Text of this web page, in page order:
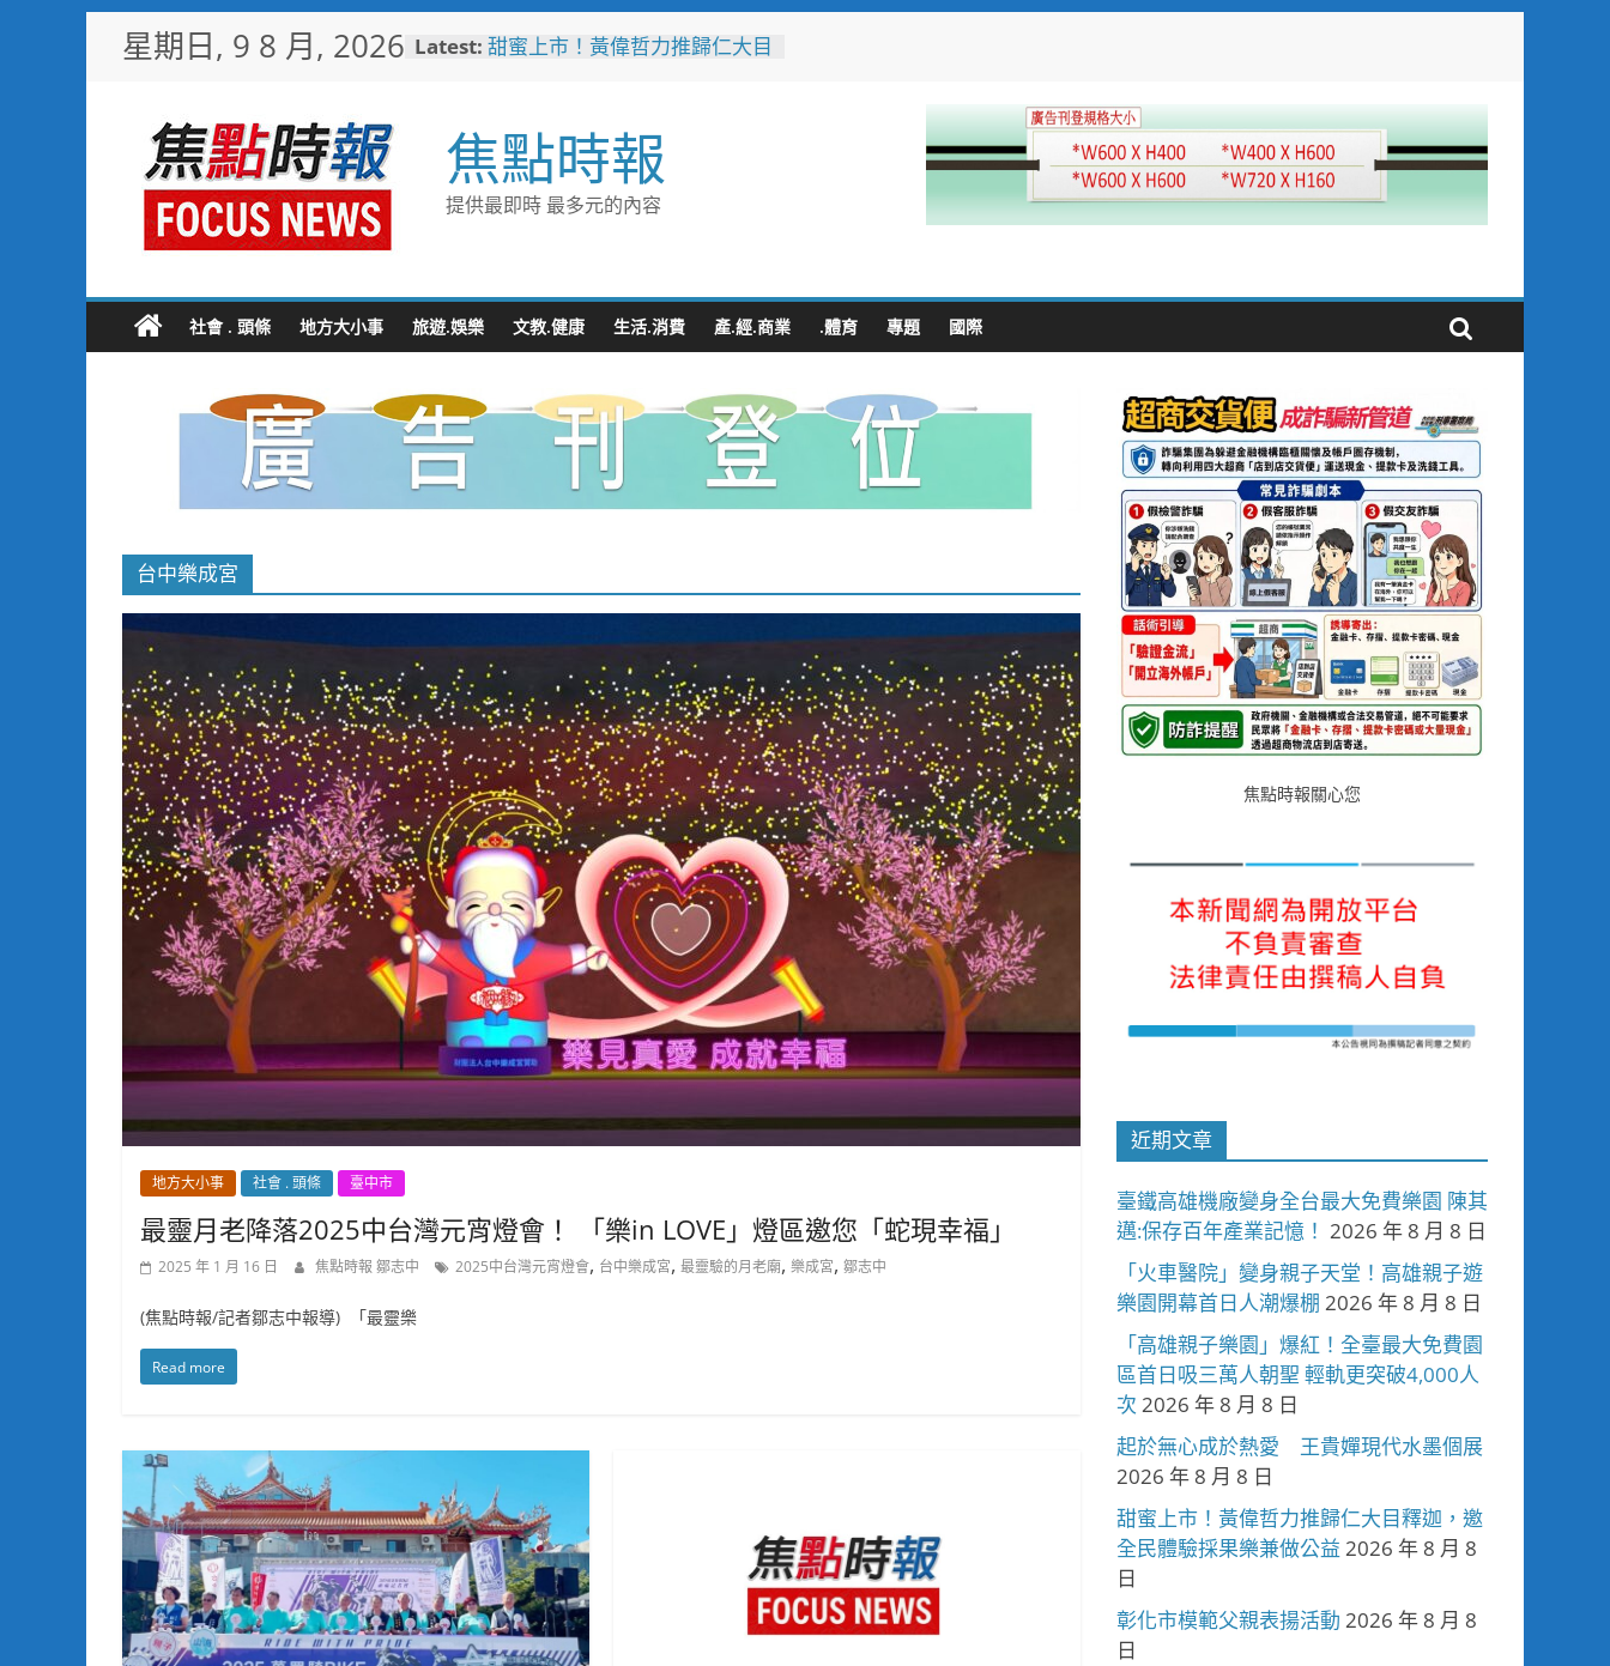
星期日, 9 8 月, 2026 Latest: 甜蜜上市！黃偉哲力推歸仁大目
樂園 陳其邁:保存百年產業記
憶！
「火車醫院」變身親子天堂！高
雄親子遊樂園開幕首日人潮爆棚
起於無心成於熱愛 王貴嬋現代
水墨個展
焦點時報
提供最即時 最多元的內容
社會 . 頭條 地方大小事 旅遊.娛樂 文教.健康 生活.消費 產.經.商業 .體育 專題 國際
台中樂成宮
地方大小事 社會 . 頭條 臺中市
最靈月老降落2025中台灣元宵燈會！ 「樂in LOVE」燈區邀您「蛇現幸福」
2025 年 1 月 16 日 焦點時報 鄒志中 2025中台灣元宵燈會, 台中樂成宮, 最靈驗的月老廟, 樂成宮, 鄒志中
(焦點時報/記者鄒志中報導) 「最靈樂
Read more
焦點時報關心您
近期文章
臺鐵高雄機廠變身全台最大免費樂園 陳其
邁:保存百年產業記憶！ 2026 年 8 月 8 日
「火車醫院」變身親子天堂！高雄親子遊
樂園開幕首日人潮爆棚 2026 年 8 月 8 日
「高雄親子樂園」爆紅！全臺最大免費園
區首日吸三萬人朝聖 輕軌更突破4,000人
次 2026 年 8 月 8 日
起於無心成於熱愛 王貴嬋現代水墨個展
2026 年 8 月 8 日
甜蜜上市！黃偉哲力推歸仁大目釋迦，邀
全民體驗採果樂兼做公益 2026 年 8 月 8
日
彰化市模範父親表揚活動 2026 年 8 月 8
日